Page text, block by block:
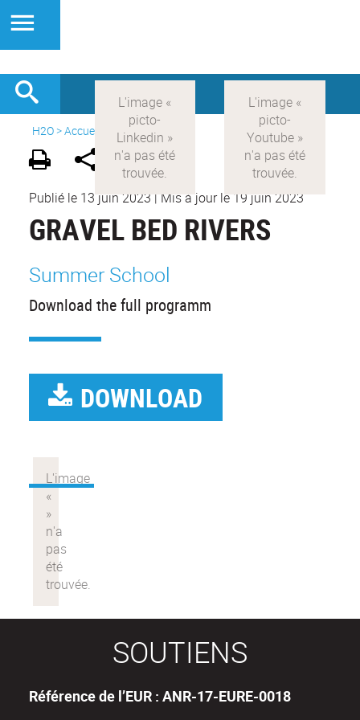
H2O>Accueil Actualités
Publié le 13 juin 2023 | Mis à jour le 19 juin 2023
GRAVEL BED RIVERS
Summer School
Download the full programm
DOWNLOAD
SOUTIENS
Référence de l’EUR : ANR-17-EURE-0018